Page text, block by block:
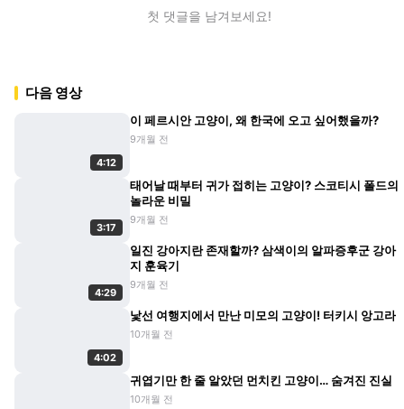
첫 댓글을 남겨보세요!
다음 영상
4:12
이 페르시안 고양이, 왜 한국에 오고 싶어했을까?
9개월 전
3:17
태어날 때부터 귀가 접히는 고양이? 스코티시 폴드의
놀라운 비밀
9개월 전
4:29
일진 강아지란 존재할까? 삼색이의 알파증후군 강아
지 훈육기
9개월 전
4:02
낯선 여행지에서 만난 미모의 고양이! 터키시 앙고라
10개월 전
귀엽기만 한 줄 알았던 먼치킨 고양이… 숨겨진 진실
10개월 전